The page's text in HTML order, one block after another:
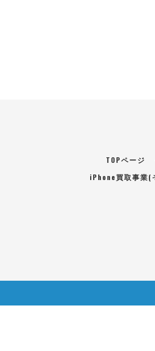
TOPページ
iPhone買取事業(